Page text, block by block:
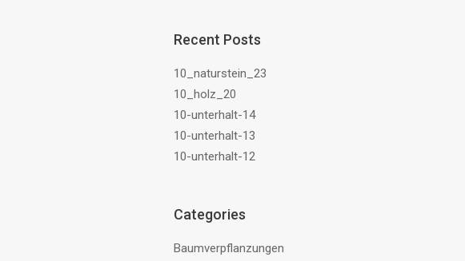
Recent Posts
10_naturstein_23
10_holz_20
10-unterhalt-14
10-unterhalt-13
10-unterhalt-12
Categories
Baumverpflanzungen